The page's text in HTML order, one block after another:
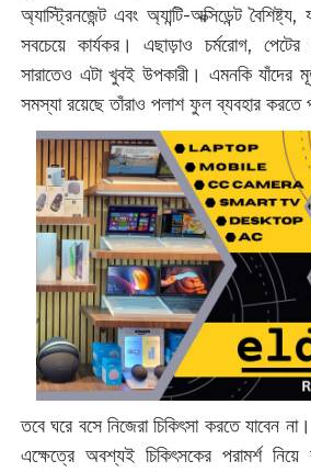
অ্যাস্ট্রিনজেন্ট এবং অ্যান্টি-অক্সিডেন্ট
সবচেয়ে কার্যকর। এছাড়াও চর্মরোগ,
সারাতেও এটা খুবই উপকারী। এমনকি যাঁদের
সমস্যা রয়েছে তাঁরাও পলাশ ফুল ব্যবহার করতে
তবে ঘরে বসে নিজেরা চিকিৎসা করতে যাবেন
এক্ষেত্রে অবশ্যই চিকিৎসকের পরামর্শ